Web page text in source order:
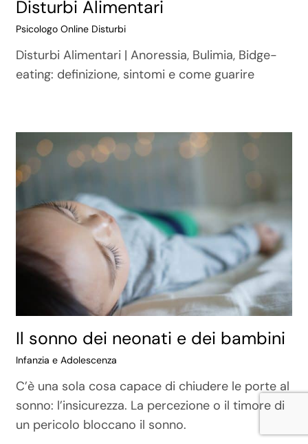
Disturbi Alimentari
Psicologo Online Disturbi
Disturbi Alimentari | Anoressia, Bulimia, Bidge-
eating: definizione, sintomi e come guarire
Il sonno dei neonati e dei bambini
Infanzia e Adolescenza
C’è una sola cosa capace di chiudere le porte al
sonno: l’insicurezza. La percezione o il timore di
un pericolo bloccano il sonno.